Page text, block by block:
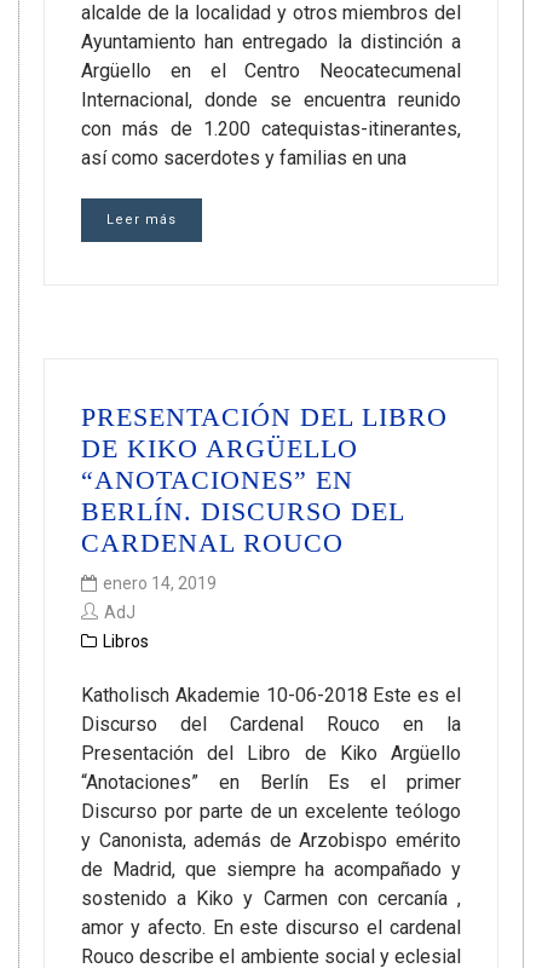
alcalde de la localidad y otros miembros del
Ayuntamiento han entregado la distinción a
Argüello en el Centro Neocatecumenal
Internacional, donde se encuentra reunido
con más de 1.200 catequistas-itinerantes,
así como sacerdotes y familias en una
Leer más
PRESENTACIÓN DEL LIBRO
DE KIKO ARGÜELLO
“ANOTACIONES” EN
BERLÍN. DISCURSO DEL
CARDENAL ROUCO
enero 14, 2019
AdJ
Libros
Katholisch Akademie 10-06-2018 Este es el
Discurso del Cardenal Rouco en la
Presentación del Libro de Kiko Argüello
“Anotaciones” en Berlín Es el primer
Discurso por parte de un excelente teólogo
y Canonista, además de Arzobispo emérito
de Madrid, que siempre ha acompañado y
sostenido a Kiko y Carmen con cercanía ,
amor y afecto. En este discurso el cardenal
Rouco describe el ambiente social y eclesial